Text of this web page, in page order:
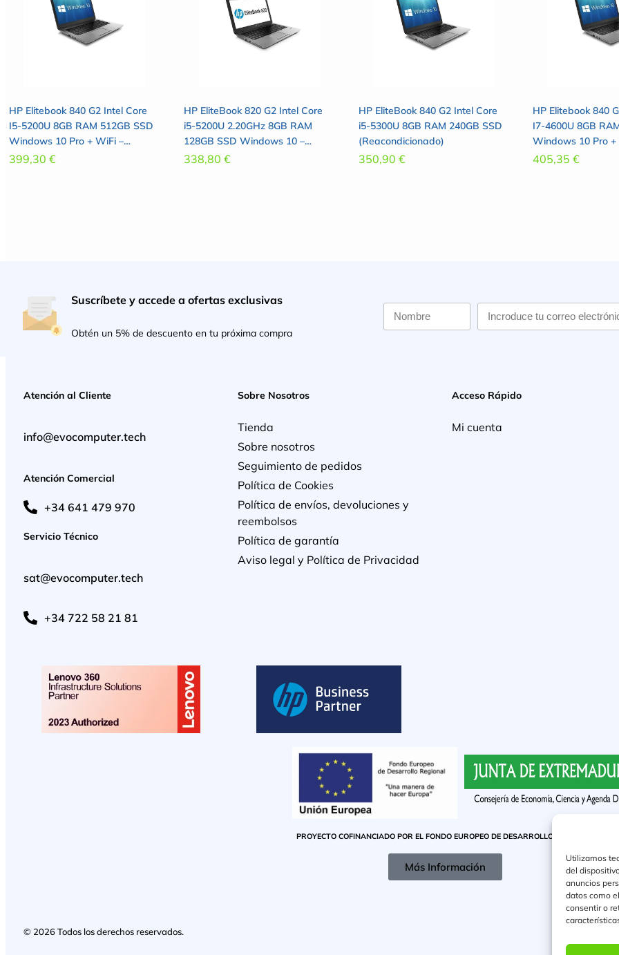
Utilizamos
del
anuncios
datos como
consentir o
HP Elitebook 840 G2 Intel Core
I5-5200U 8GB RAM 512GB SSD
Windows 10 Pro + WiFi –
PANTALLA 14″
399,30 €
HP EliteBook 820 G2 Intel Core
i5-5200U 2.20GHz 8GB RAM
128GB SSD Windows 10 –
PANTALLA 12.5″
338,80 €
HP EliteBook 840 G2 Intel Core
i5-5300U 8GB RAM 240GB SSD
(Reacondicionado)
350,90 €
HP Elitebook 840
I7-4600U 8GB
Windows 10 Pro +
PANTALLA 14″
405,35€
Suscríbete y accede a ofertas exclusivas
Obtén un 5% de descuento en tu próxima compra
Atención al Cliente
info@evocomputer.tech
Atención Comercial
+34 641 479 970
Servicio Técnico
sat@evocomputer.tech
+34 722 58 21 81
Sobre Nosotros
Tienda
Sobre nosotros
Seguimiento de pedidos
Política de Cookies
Política de envíos, devoluciones y
reembolsos
Política de garantía
Aviso legal y Política de Privacidad
Acceso Rápido
Mi cuenta
PROYECTO COFINANCIADO POR EL FONDO EUROPEO DE DESARROLLO REGIONAL
Más Información
© 2026 Todos los derechos reservados.